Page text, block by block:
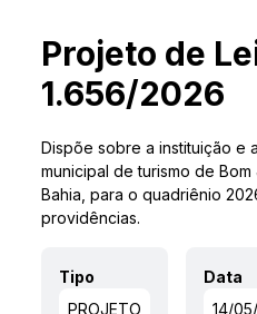
Projeto de
1.656/2026
Dispõe sobre a instituição e
municipal de turismo de
Bahia, para o quadriênio
providências.
Tipo
PROJETO
Data
14/